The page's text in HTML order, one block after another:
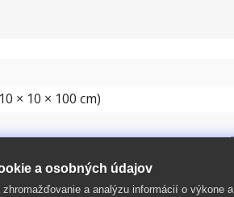
× 10 × 100 cm)
a osobných údajov
a analýzu informácií o výkone a